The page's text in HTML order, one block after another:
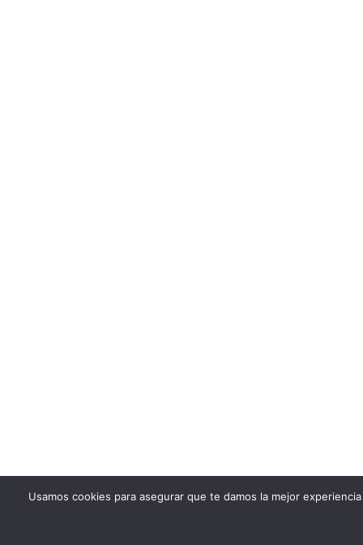
Usamos cookies para asegurar que te damos la mejor